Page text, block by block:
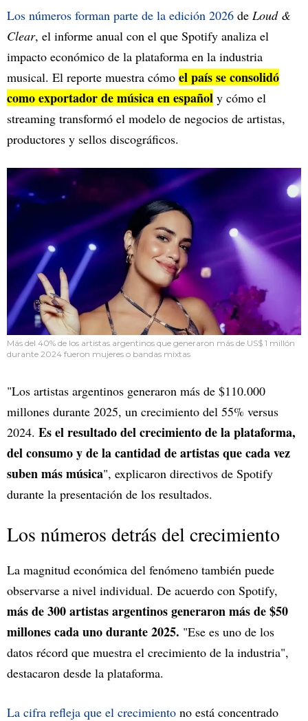
Los números forman parte de la edición 2026 de Loud &
Clear, el informe anual con el que Spotify analiza el
impacto económico de la plataforma en la industria
musical. El reporte muestra cómo el país se consolidó
como exportador de música en español y cómo el
streaming transformó el modelo de negocios de artistas,
productores y sellos discográficos.
Más del 40% de los artistas argentinos que generaron más de US$ 1 millón
durante 2024 fueron mujeres o bandas mixtas
"Los artistas argentinos generaron más de $110.000
millones durante 2025, un crecimiento del 55% versus
2024. Es el resultado del crecimiento de la plataforma,
del consumo y de la cantidad de artistas que cada vez
suben más música", explicaron directivos de Spotify
durante la presentación de los resultados.
Los números detrás del crecimiento
La magnitud económica del fenómeno también puede
observarse a nivel individual. De acuerdo con Spotify,
más de 300 artistas argentinos generaron más de $50
millones cada uno durante 2025. "Ese es uno de los
datos récord que muestra el crecimiento de la industria",
destacaron desde la plataforma.
La cifra refleja que el crecimiento no está concentrado